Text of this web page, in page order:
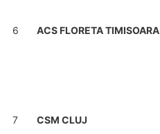
6 ACS FLORETA TIMISOARA
7 CSM CLUJ